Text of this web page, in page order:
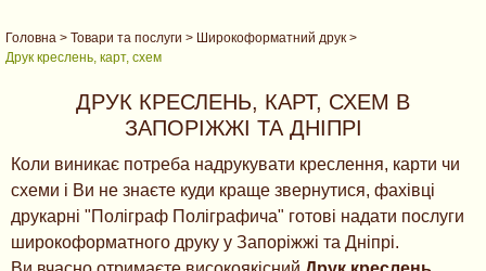
Головна > Товари та послуги > Широкоформатний друк >
Друк креслень, карт, схем
ДРУК КРЕСЛЕНЬ, КАРТ, СХЕМ В
ЗАПОРІЖЖІ ТА ДНІПРІ
Коли виникає потреба надрукувати креслення, карти чи
схеми і Ви не знаєте куди краще звернутися, фахівці
друкарні "Поліграф Поліграфича" готові надати послуги
широкоформатного друку у Запоріжжі та Дніпрі.